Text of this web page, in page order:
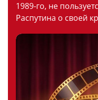
1989-го, не
Распутина о своей